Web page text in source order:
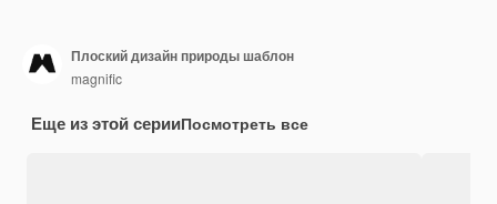
Плоский дизайн природы шаблон
magnific
Еще из этой серииПосмотреть все